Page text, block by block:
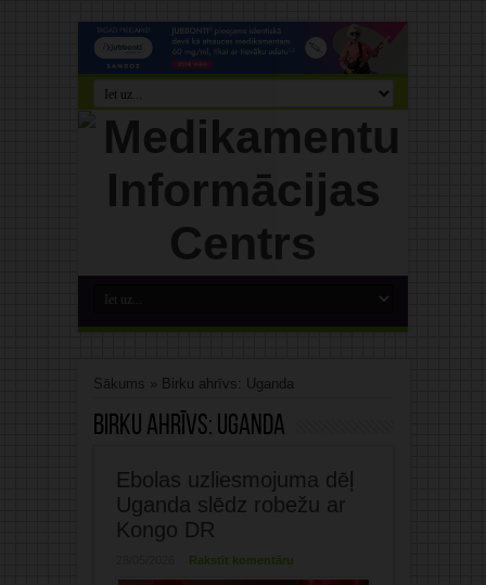
Sākums » Birku ahrīvs: Uganda
Birku ahrīvs: Uganda
Ebolas uzliesmojuma dēļ
Uganda slēdz robežu ar
Kongo DR
Rakstīt komentāru